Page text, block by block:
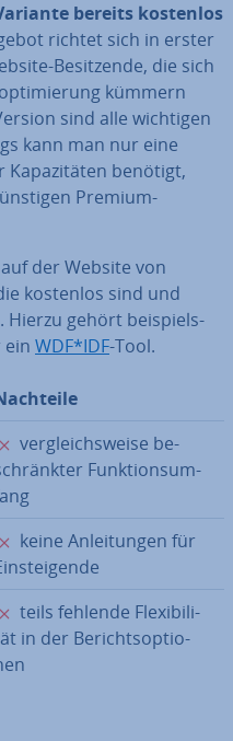
bereits kostenlos
richtet sich in erster
Be­sit­zen­de, die sich
kümmern
sind alle wichtigen
kann man nur eine
Ka­pa­zi­tä­ten benötigt,
Premium-
der Website von
kostenlos sind und
Hierzu gehört bei­spiels­
ein WDF*IDF-Tool.
✗
ver­gleichs­wei­se be­
Funk­ti­ons­um­
✗
keine An­lei­tun­gen für
✗
teils fehlende Fle­xi­bi­li­
in der Be­richts­op­tio­